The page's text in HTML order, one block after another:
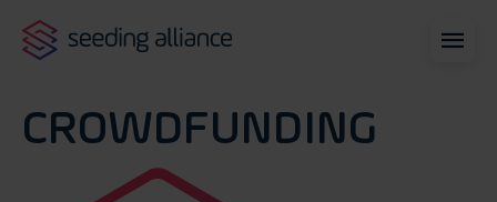
CROWDFUNDING